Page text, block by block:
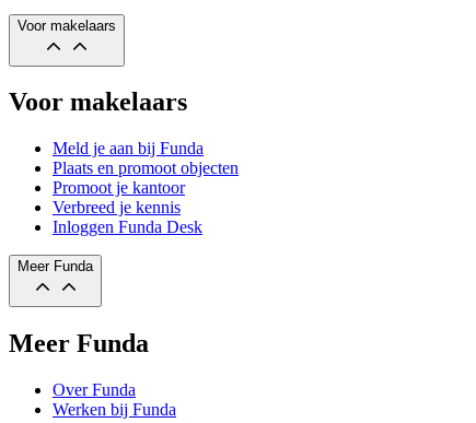
Voor makelaars
Voor makelaars
Meld je aan bij Funda
Plaats en promoot objecten
Promoot je kantoor
Verbreed je kennis
Inloggen Funda Desk
Meer Funda
Meer Funda
Over Funda
Werken bij Funda